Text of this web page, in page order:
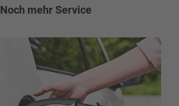
Noch mehr Service